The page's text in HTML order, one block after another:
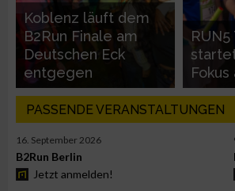
Koblenz läuft dem
B2Run Finale am
Deutschen Eck
entgegen
PASSENDE VERANSTALTUNGEN
16. September 2026
B2Run Berlin
Jetzt anmelden!
Nicht-IAB-Verarbeitungszwecke:
Notwendig
Performance
Funktional